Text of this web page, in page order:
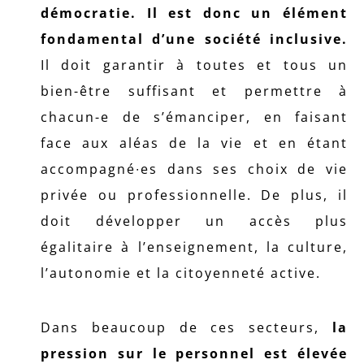
démocratie. Il est donc un élément
fondamental d’une société inclusive.
Il doit garantir à toutes et tous un
bien-être suffisant et permettre à
chacun-e de s’émanciper, en faisant
face aux aléas de la vie et en étant
accompagné∙es dans ses choix de vie
privée ou professionnelle. De plus, il
doit développer un accès plus
égalitaire à l’enseignement, la culture,
l’autonomie et la citoyenneté active.
Dans beaucoup de ces secteurs, la
pression sur le personnel est élevée